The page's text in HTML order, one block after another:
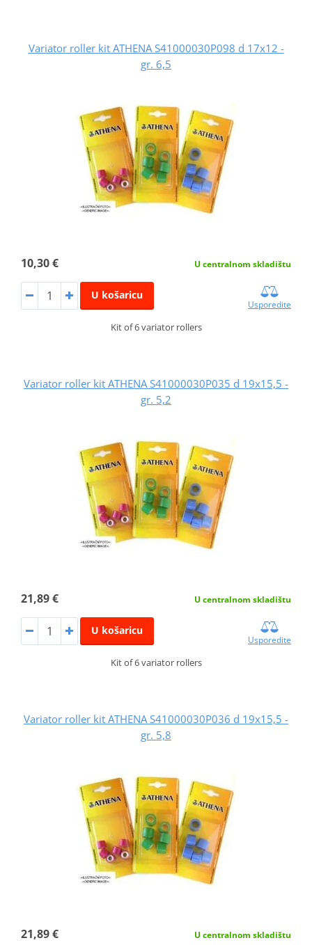
Variator roller kit ATHENA S41000030P098 d 17x12 -
gr. 6,5
10,30 € U centralnom skladištu
U košaricu
Usporedite
Kit of 6 variator rollers
Variator roller kit ATHENA S41000030P035 d 19x15,5 -
gr. 5,2
21,89 € U centralnom skladištu
U košaricu
Usporedite
Kit of 6 variator rollers
Variator roller kit ATHENA S41000030P036 d 19x15,5 -
gr. 5,8
21,89 € U centralnom skladištu